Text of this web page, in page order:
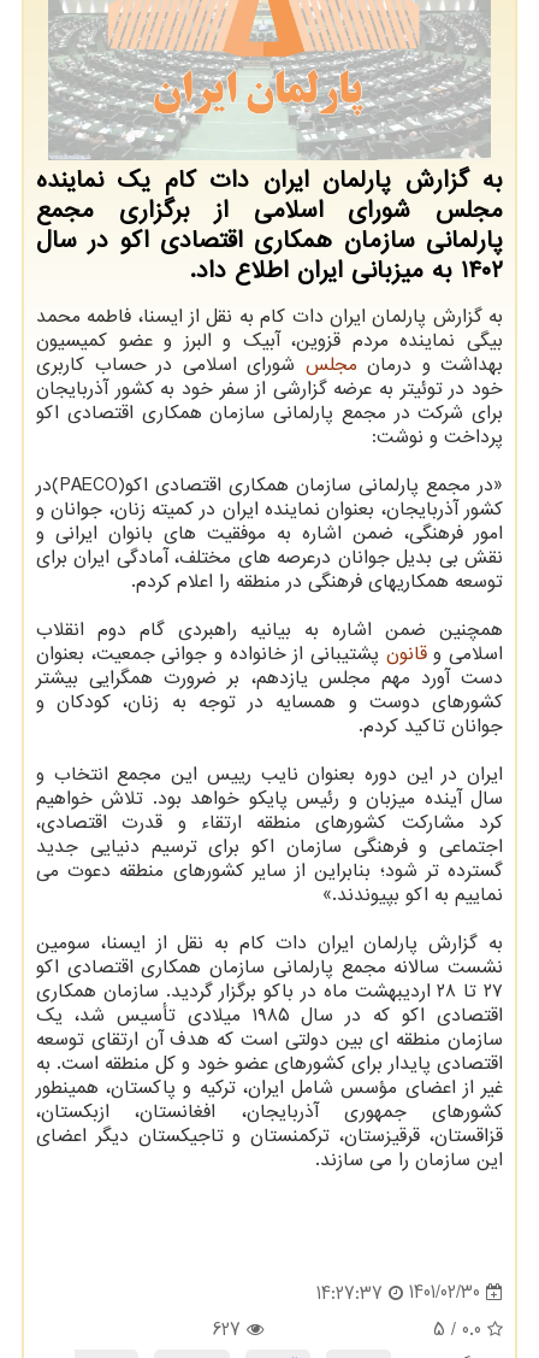
به گزارش پارلمان ایران دات کام یک نماینده
مجلس شورای اسلامی از برگزاری مجمع
پارلمانی سازمان همکاری اقتصادی اکو در سال
۱۴۰۲ به میزبانی ایران اطلاع داد.
به گزارش پارلمان ایران دات کام به نقل از ایسنا، فاطمه محمد
بیگی نماینده مردم قزوین، آبیک و البرز و عضو کمیسیون
بهداشت و درمان مجلس شورای اسلامی در حساب کاربری
خود در توئیتر به عرضه گزارشی از سفر خود به کشور آذربایجان
برای شرکت در مجمع پارلمانی سازمان همکاری اقتصادی اکو
پرداخت و نوشت:
«‏در مجمع پارلمانی سازمان همکاری اقتصادی اکو(PAECO)در
کشور آذربایجان، بعنوان نماینده ایران در کمیته زنان، جوانان و
امور فرهنگی، ضمن اشاره به موفقیت های بانوان ایرانی و
نقش بی بدیل جوانان درعرصه های مختلف، آمادگی ایران برای
توسعه همکاریهای فرهنگی در منطقه را اعلام کردم.
همچنین ضمن اشاره به بیانیه راهبردی گام دوم انقلاب
اسلامی وقانون پشتیبانی از خانواده و جوانی جمعیت، بعنوان
دست آورد مهم مجلس یازدهم، بر ضرورت همگرایی بیشتر
کشورهای دوست و همسایه در توجه به زنان، کودکان و
جوانان تاکید کردم.
ایران در این دوره بعنوان نایب رییس این مجمع انتخاب و
سال آینده میزبان و رئیس پایکو خواهد بود. تلاش خواهیم
کرد مشارکت کشورهای منطقه ارتقاء و قدرت اقتصادی،
اجتماعی و فرهنگی سازمان اکو برای ترسیم دنیایی جدید
گسترده تر شود؛ بنابراین از سایر کشورهای منطقه دعوت می
نماییم به اکو بپیوندند.»
به گزارش پارلمان ایران دات کام به نقل از ایسنا، سومین
نشست سالانه مجمع پارلمانی سازمان همکاری اقتصادی اکو
۲۷ تا ۲۸ اردیبهشت ماه در باکو برگزار گردید. سازمان همکاری
اقتصادی اکو که در سال ۱۹۸۵ میلادی تأسیس شد، یک
سازمان منطقه ای بین دولتی است که هدف آن ارتقای توسعه
اقتصادی پایدار برای کشورهای عضو خود و کل منطقه است. به
غیر از اعضای مؤسس شامل ایران، ترکیه و پاکستان، همینطور
کشورهای جمهوری آذربایجان، افغانستان، ازبکستان،
قزاقستان، قرقیزستان، ترکمنستان و تاجیکستان دیگر اعضای
این سازمان را می سازند.
1401/02/30
14:27:37
0.0
/ 5
627